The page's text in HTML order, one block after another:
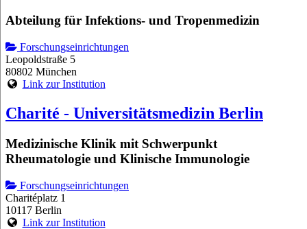
Abteilung für Infektions- und Tropenmedizin
Forschungseinrichtungen
Leopoldstraße 5
80802 München
Link zur Institution
Charité - Universitätsmedizin Berlin
Medizinische Klinik mit Schwerpunkt
Rheumatologie und Klinische Immunologie
Forschungseinrichtungen
Charitéplatz 1
10117 Berlin
Link zur Institution